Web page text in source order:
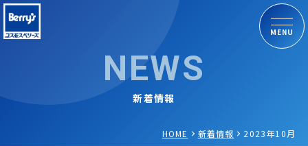
MENU
NEWS
新着情報
HOME 新着情報 2023年10月